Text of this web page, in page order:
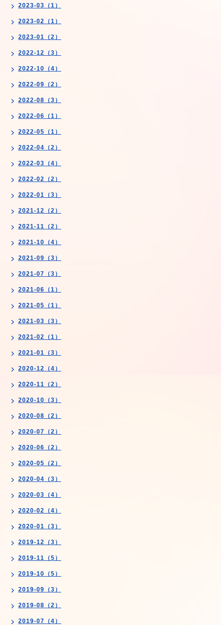
2023-03（1）
2023-02（1）
2023-01（2）
2022-12（3）
2022-10（4）
2022-09（2）
2022-08（3）
2022-06（1）
2022-05（1）
2022-04（2）
2022-03（4）
2022-02（2）
2022-01（3）
2021-12（2）
2021-11（2）
2021-10（4）
2021-09（3）
2021-07（3）
2021-06（1）
2021-05（1）
2021-03（3）
2021-02（1）
2021-01（3）
2020-12（4）
2020-11（2）
2020-10（3）
2020-08（2）
2020-07（2）
2020-06（2）
2020-05（2）
2020-04（3）
2020-03（4）
2020-02（4）
2020-01（3）
2019-12（3）
2019-11（5）
2019-10（5）
2019-09（3）
2019-08（2）
2019-07（4）